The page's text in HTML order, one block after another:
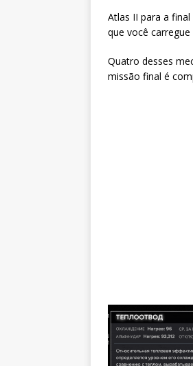
Atlas II para a
que você carregue
Quatro desses
missão final é